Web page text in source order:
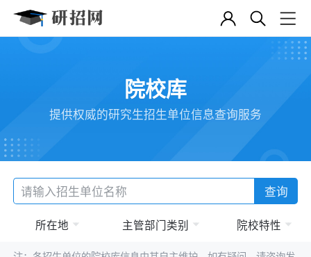
院校库
提供权威的研究生招生单位信息查询服务
查询
所在地 主管部门类别 院校特性